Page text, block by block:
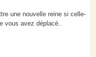
une nouvelle reine si celle-
vous avez déplacé..